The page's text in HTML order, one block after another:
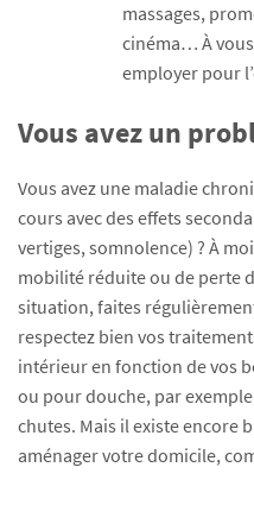
massages,
cinéma… À
employer pour
Vous avez un
Vous avez une maladie
cours avec des effets
vertiges, somnolence) ? À
mobilité réduite ou de perte
situation, faites
respectez bien vos
intérieur en fonction de vos
ou pour douche, par
chutes. Mais il existe encore
aménager votre domicile,